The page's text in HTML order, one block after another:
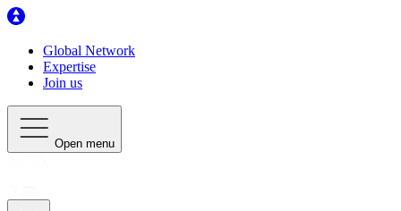
Global Network
Expertise
Join us
Open menu